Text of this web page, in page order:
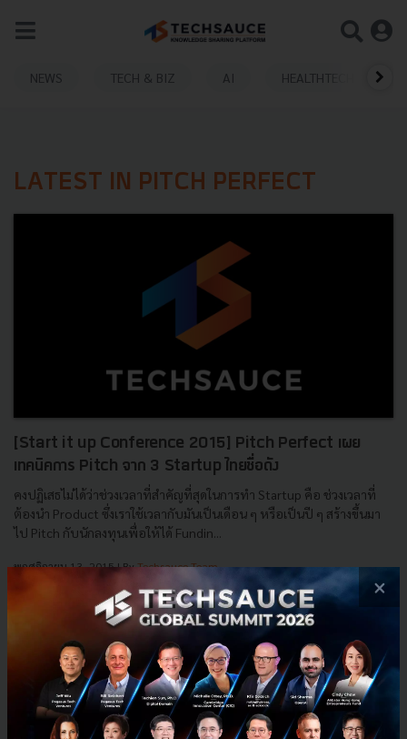
NEWS TECH & BIZ AI HEALTHTECH
LATEST IN PITCH PERFECT
[Start it up Conference 2015] Pitch Perfect เผย
เทคนิคการ Pitch จาก 3 Startup ไทยชื่อดัง
คงปฏิเสธไม่ได้ว่าช่วงเวลาที่สำคัญที่สุดในการทำ Startup คือ ช่วงเวลาที่
ต้องนำ Product ซึ่งเราใช้เวลากับมันเป็นเดือน ๆ หรือเป็นปี ๆ สร้างขึ้นมา
ไป Pitch กับนักลงทุนเพื่อให้ได้ Fundin...
พฤศจิกายน 13, 2015| ByTechsauce Team
Priceza Wongnai Startitup
×